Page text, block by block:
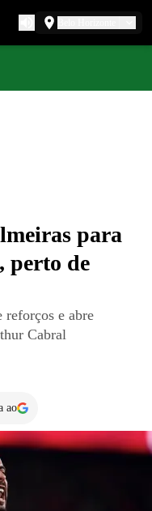
para
perto de
reforços e abre
Cabral
ao